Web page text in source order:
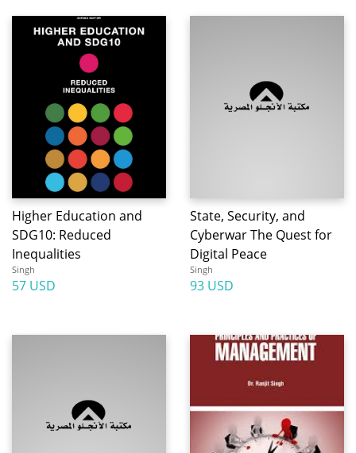
Higher Education and
SDG10: Reduced
Inequalities
Singh
57 USD
State, Security, and
Cyberwar The Quest for
Digital Peace
Singh
93 USD